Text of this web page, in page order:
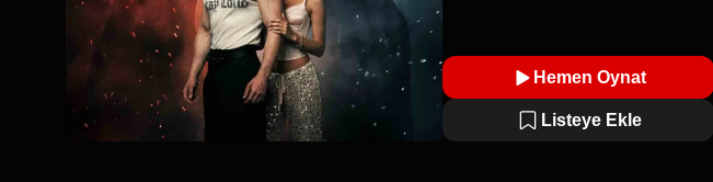
Hemen Oynat
Listeye Ekle